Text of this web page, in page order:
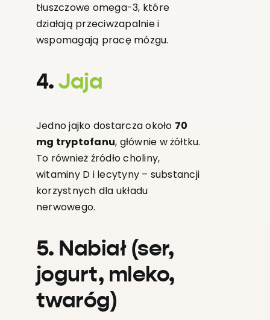
tłuszczowe omega-3, które
działają przeciwzapalnie i
wspomagają pracę mózgu.
4.Jaja
Jedno jajko dostarcza około 70
mg tryptofanu, głównie w żółtku.
To również źródło choliny,
witaminy D i lecytyny – substancji
korzystnych dla układu
nerwowego.
5. Nabiał (ser,
jogurt, mleko,
twaróg)